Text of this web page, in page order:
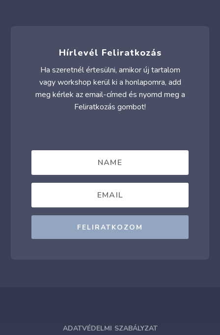
Hírlevél Feliratkozás
Ha szeretnél értesülni, amikor új tartalom
vagy workshop kerül ki a honlapomra, add
meg kérlek az email-címed és nyomd meg a
Feliratkozás gombot!
FELIRATKOZOM
ADATVÉDELMI SZABÁLYZAT